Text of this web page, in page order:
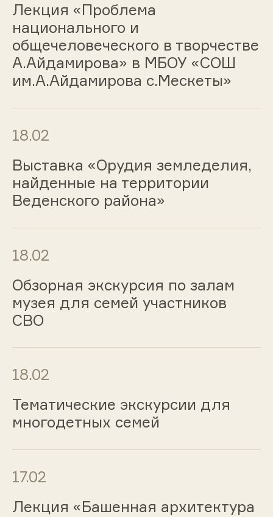
Лекция «Проблема
национального и
общечеловеческого в творчестве
А.Айдамирова» в МБОУ «СОШ
им.А.Айдамирова с.Мескеты»
18.02
Выставка «Орудия земледелия,
найденные на территории
Веденского района»
18.02
Обзорная экскурсия по залам
музея для семей участников
СВО
18.02
Тематические экскурсии для
многодетных семей
17.02
Лекция «Башенная архитектура